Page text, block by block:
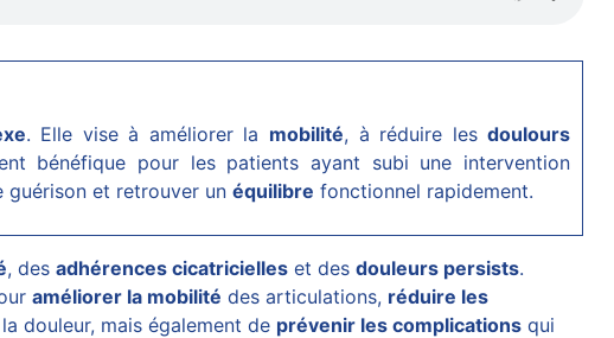
. Elle vise à améliorer la mobilité, à réduire lesdoulours
bénéfique pour les patients ayant subi une intervention
guérison et retrouver unéquilibre fonctionnel rapidement.
, desadhérences cicatricielles et desdouleurs persists.
améliorer la mobilité des articulations, réduire les
douleur, mais également de prévenir les complications qui